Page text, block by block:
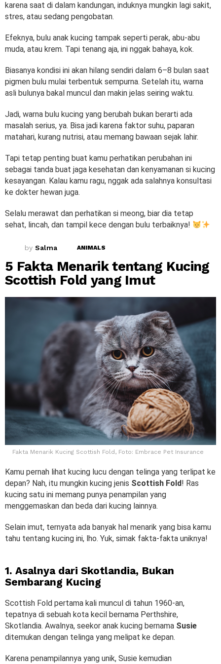
karena saat di dalam kandungan, induknya mungkin lagi sakit,
stres, atau sedang pengobatan.
Efeknya, bulu anak kucing tampak seperti perak, abu-abu
muda, atau krem. Tapi tenang aja, ini nggak bahaya, kok.
Biasanya kondisi ini akan hilang sendiri dalam 6–8 bulan saat
pigmen bulu mulai terbentuk sempurna. Setelah itu, warna
asli bulunya bakal muncul dan makin jelas seiring waktu.
Jadi, warna bulu kucing yang berubah bukan berarti ada
masalah serius, ya. Bisa jadi karena faktor suhu, paparan
matahari, kurang nutrisi, atau memang bawaan sejak lahir.
Tapi tetap penting buat kamu perhatikan perubahan ini
sebagai tanda buat jaga kesehatan dan kenyamanan si kucing
kesayangan. Kalau kamu ragu, nggak ada salahnya konsultasi
ke dokter hewan juga.
Selalu merawat dan perhatikan si meong, biar dia tetap
sehat, lincah, dan tampil kece dengan bulu terbaiknya!
by Salma ANIMALS
5 Fakta Menarik tentang Kucing
Scottish Fold yang Imut
Fakta Menarik Kucing Scottish Fold, Foto: Embrace Pet Insurance
Kamu pernah lihat kucing lucu dengan telinga yang terlipat ke
depan? Nah, itu mungkin kucing jenis Scottish Fold! Ras
kucing satu ini memang punya penampilan yang
menggemaskan dan beda dari kucing lainnya.
Selain imut, ternyata ada banyak hal menarik yang bisa kamu
tahu tentang kucing ini, lho. Yuk, simak fakta-fakta uniknya!
1. Asalnya dari Skotlandia, Bukan
Sembarang Kucing
Scottish Fold pertama kali muncul di tahun 1960-an,
tepatnya di sebuah kota kecil bernama Perthshire,
Skotlandia. Awalnya, seekor anak kucing bernama Susie
ditemukan dengan telinga yang melipat ke depan.
Karena penampilannya yang unik, Susie kemudian